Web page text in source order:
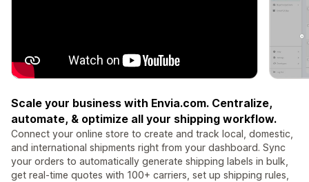
Scale your business with Envia.com. Centralize,
automate, & optimize all your shipping workflow.
Connect your online store to create and track local, domestic,
and international shipments right from your dashboard. Sync
your orders to automatically generate shipping labels in bulk,
get real-time quotes with 100+ carriers, set up shipping rules,